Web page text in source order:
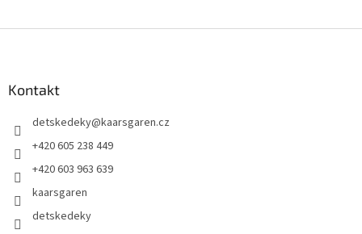
Kontakt
detskedeky@kaarsgaren.cz
+420 605 238 449
+420 603 963 639
kaarsgaren
detskedeky